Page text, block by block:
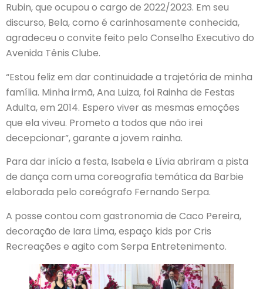
Rubin, que ocupou o cargo de 2022/2023. Em seu
discurso, Bela, como é carinhosamente conhecida,
agradeceu o convite feito pelo Conselho Executivo do
Avenida Tênis Clube.
“Estou feliz em dar continuidade a trajetória de minha
família. Minha irmã, Ana Luiza, foi Rainha de Festas
Adulta, em 2014. Espero viver as mesmas emoções
que ela viveu. Prometo a todos que não irei
decepcionar”, garante a jovem rainha.
Para dar início a festa, Isabela e Lívia abriram a pista
de dança com uma coreografia temática da Barbie
elaborada pelo coreógrafo Fernando Serpa.
A posse contou com gastronomia de Caco Pereira,
decoração de Iara Lima, espaço kids por Cris
Recreações e agito com Serpa Entretenimento.